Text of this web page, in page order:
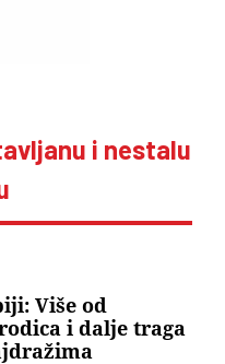
i nestalu
Više od
i dalje traga